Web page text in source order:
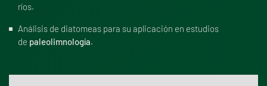
ríos.
Análisis de diatomeas para su aplicación en estudios
de paleolimnología.